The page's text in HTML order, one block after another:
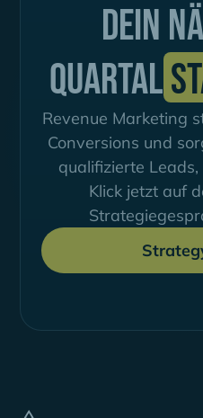
Dein
Quartal
Revenue Marketing
Conversions und
qualifizierte
Klick jetzt auf